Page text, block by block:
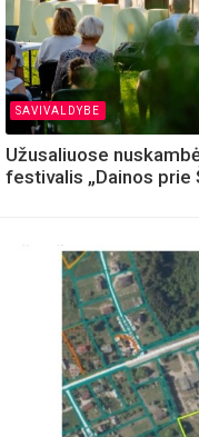
SAVIVALDYBE
Užusaliuose
festivalis „Dainos prie